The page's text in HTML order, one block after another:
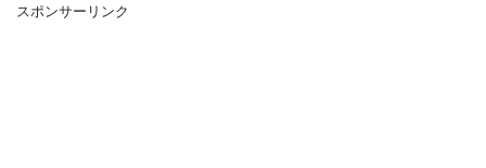
スポンサーリンク